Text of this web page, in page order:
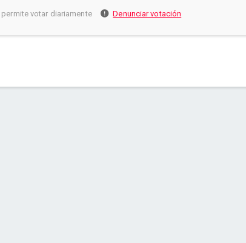
permite votar diariamente Denunciar votación